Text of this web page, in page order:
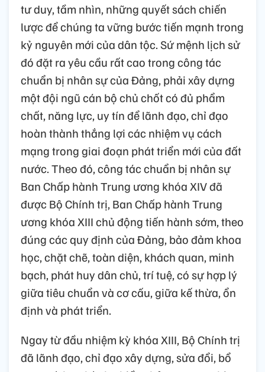
tư duy, tầm nhìn, những quyết sách chiến
lược để chúng ta vững bước tiến mạnh trong
kỷ nguyên mới của dân tộc. Sứ mệnh lịch sử
đó đặt ra yêu cầu rất cao trong công tác
chuẩn bị nhân sự của Đảng, phải xây dựng
một đội ngũ cán bộ chủ chốt có đủ phẩm
chất, năng lực, uy tín để lãnh đạo, chỉ đạo
hoàn thành thắng lợi các nhiệm vụ cách
mạng trong giai đoạn phát triển mới của đất
nước. Theo đó, công tác chuẩn bị nhân sự
Ban Chấp hành Trung ương khóa XIV đã
được Bộ Chính trị, Ban Chấp hành Trung
ương khóa XIII chủ động tiến hành sớm, theo
đúng các quy định của Đảng, bảo đảm khoa
học, chặt chẽ, toàn diện, khách quan, minh
bạch, phát huy dân chủ, trí tuệ, có sự hợp lý
giữa tiêu chuẩn và cơ cấu, giữa kế thừa, ổn
định và phát triển.
Ngay từ đầu nhiệm kỳ khóa XIII, Bộ Chính trị
đã lãnh đạo, chỉ đạo xây dựng, sửa đổi, bổ